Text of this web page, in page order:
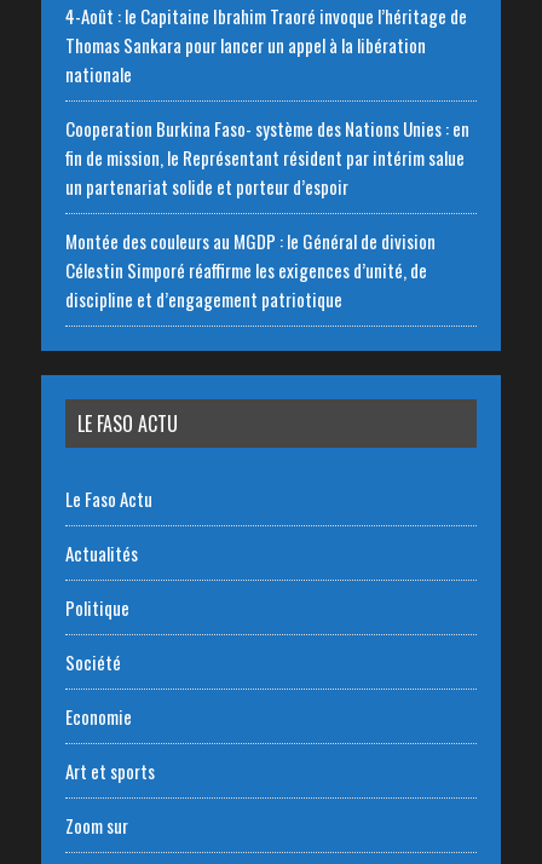
4-Août : le Capitaine Ibrahim Traoré invoque l’héritage de
Thomas Sankara pour lancer un appel à la libération
nationale
‎Cooperation Burkina Faso- système des Nations Unies : en
fin de mission, le Représentant résident par intérim salue
un partenariat solide et porteur d’espoir
Montée des couleurs au MGDP : le Général de division
Célestin Simporé réaffirme les exigences d’unité, de
discipline et d’engagement patriotique
LE FASO ACTU
Le Faso Actu
Actualités
Politique
Société
Economie
Art et sports
Zoom sur